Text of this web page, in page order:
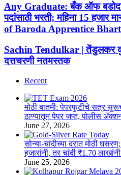
Any
Graduate:
बँक
ऑफ
अंतर्गत
4000
पदांसाठी
महिना
Bank
Any Graduate: बँक ऑफ
पदांसाठी भरती; महिना 15
of Baroda Apprentice
Sachin
Tendulkar
|
कुटुंबीय
नृसिंहवाडी
दत्तचरणी
नतमस्तक
Sachin Tendulkar | तेंडुलकर
दत्तचरणी नतमस्तक
Recent
मोठी बातमी: पेपरफुटीचे सत्र सुरूच;
ठाण्यातून पेपर जप्त, पोलीस
June 27, 2026
सोन्या-चांदीच्या दरात मोठी
हजारांनी, तर चांदी ₹1.70
June 25, 2026